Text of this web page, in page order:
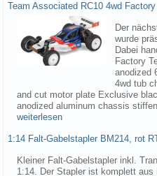
Team Associated RC10 4wd
Der
wurde
Dabei
Factory
anodized
4wd tub
and cut motor plate Exclusive
anodized aluminum chassis
weiterlesen
1:14 Falt-Gabelstapler BM214, rot
Kleiner Falt-Gabelstapler inkl.
1:14. Der Stapler ist komplett